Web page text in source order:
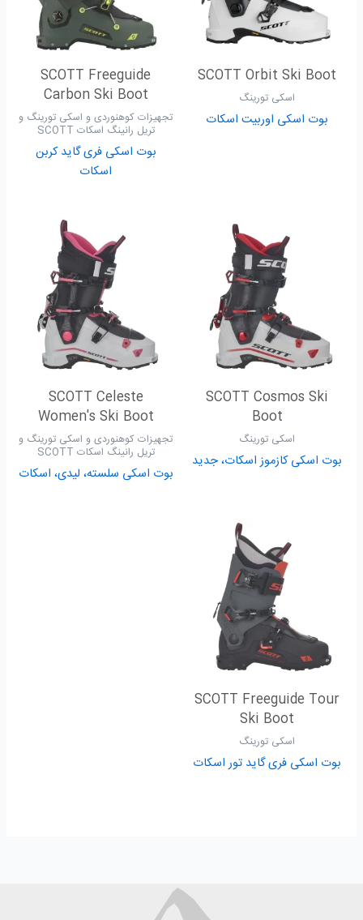
SCOTT Orbit Ski Boot
اسکی تورینگ
بوت اسکی اوربیت اسکات
SCOTT Freeguide
Carbon Ski Boot
تجهیزات کوهنوردی و اسکی تورینگ و
تریل رانینگ اسکات SCOTT
بوت اسکی فری گاید کربن
اسکات
SCOTT Cosmos Ski
Boot
اسکی تورینگ
بوت اسکی کازموز اسکات، جدید
SCOTT Celeste
Women's Ski Boot
تجهیزات کوهنوردی و اسکی تورینگ و
تریل رانینگ اسکات SCOTT
بوت اسکی سلسته، لیدی، اسکات
SCOTT Freeguide Tour
Ski Boot
اسکی تورینگ
بوت اسکی فری گاید تور اسکات